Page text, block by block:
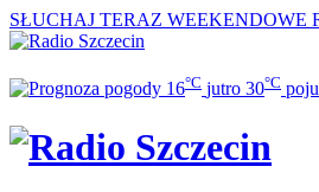
SŁUCHAJ TERAZ WEEKENDOWE
16°C jutro 30°C